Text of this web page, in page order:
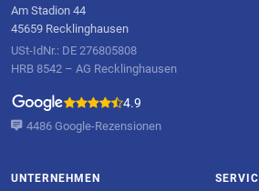
Am Stadion 44
45659 Recklinghausen
USt-IdNr.: DE 276805808
HRB 8542 – AG Recklinghausen
4.9
4486 Google-Rezensionen
UNTERNEHMEN